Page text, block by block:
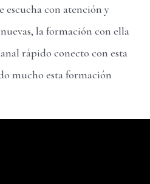
escucha con atención y
la formación con ella
rápido conecto con esta
mucho esta formación